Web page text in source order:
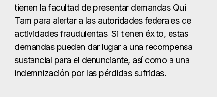
tienen la facultad de presentar demandas Qui
Tam para alertar a las autoridades federales de
actividades fraudulentas. Si tienen éxito, estas
demandas pueden dar lugar a una recompensa
sustancial para el denunciante, así como a una
indemnización por las pérdidas sufridas.